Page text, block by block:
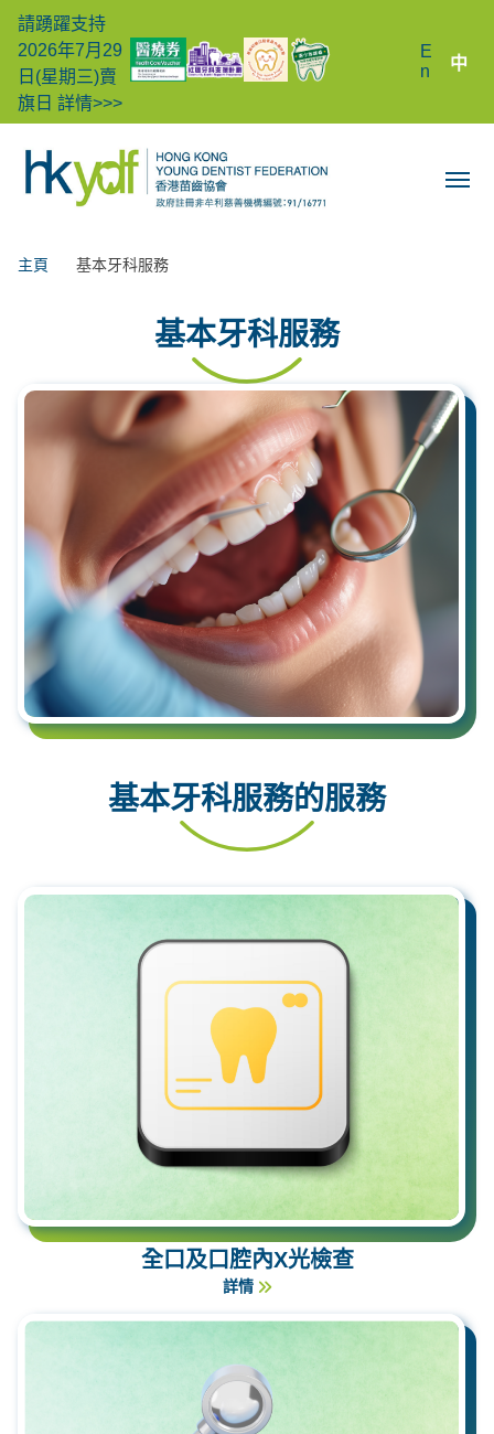
請踴躍支持
2026年7月29
日(星期三)賣
旗日 詳情>>>
E
n
中
主頁 基本牙科服務
基本牙科服務
基本牙科服務的服務
全口及口腔內X光檢查
詳情